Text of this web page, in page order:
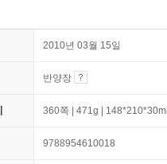
2010년 03월 15일
반양장
360쪽 | 471g |
9788954610018